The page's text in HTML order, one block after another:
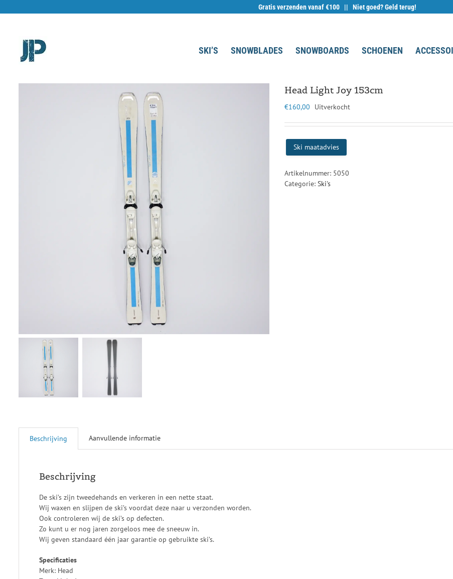
Gratis verzenden vanaf €100 || Niet goed? Geld terug!
Ga
SKI’S SNOWBLADES SNOWBOARDS SCHOENEN
Head Light Joy 153cm
€160,00 Uitverkocht
Ski maatadvies
Artikelnummer: 5050
Categorie: Ski's
Beschrijving Aanvullende informatie
Beschrijving
De ski’s zijn tweedehands en verkeren in een nette staat.
Wij waxen en slijpen de ski’s voordat deze naar u verzonden worden.
Ook controleren wij de ski’s op defecten.
Zo kunt u er nog jaren zorgeloos mee de sneeuw in.
Wij geven standaard één jaar garantie op gebruikte ski’s.
Specificaties
Merk: Head